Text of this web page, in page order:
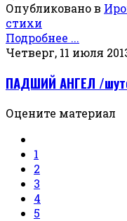
Опубликовано в
стихи
Подробнее ...
Четверг, 11 июля
ПАДШИЙ АНГЕЛ /
Оцените материал
1
2
3
4
5